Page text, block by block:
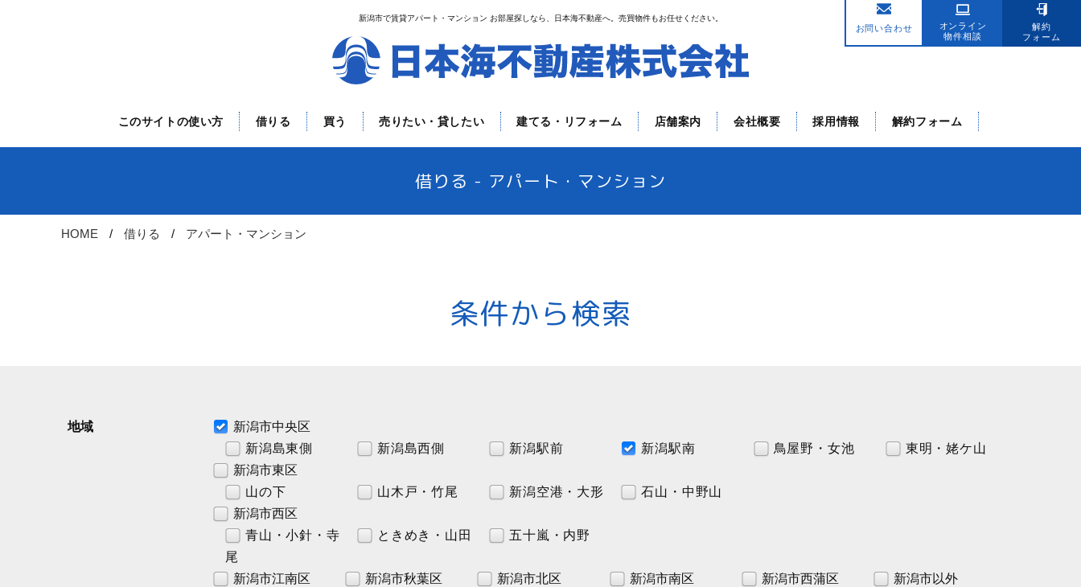
新潟市で賃貸アパート・マンション お部屋探しなら、日本海不動産へ。売買物件もお任せください。
お問い合わせ
オンライン
物件相談
解約
フォーム
このサイトの使い方 借りる 買う 売りたい・貸したい 建てる・リフォーム 店舗案内 会社概要 採用情報 解約フォーム
借りる - アパート・マンション
HOME 借りる アパート・マンション
条件から検索
地域
新潟市中央区
新潟島東側
新潟島西側 新潟駅前 新潟駅南 鳥屋野・女池
東明・姥ケ山
新潟市東区
山の下
山木戸・竹尾 新潟空港・大形
石山・中野山
新潟市西区
青山・小針・寺
尾
ときめき・山田 五十嵐・内野
新潟市江南区 新潟市秋葉区 新潟市北区 新潟市南区 新潟市西蒲区 新潟市以外